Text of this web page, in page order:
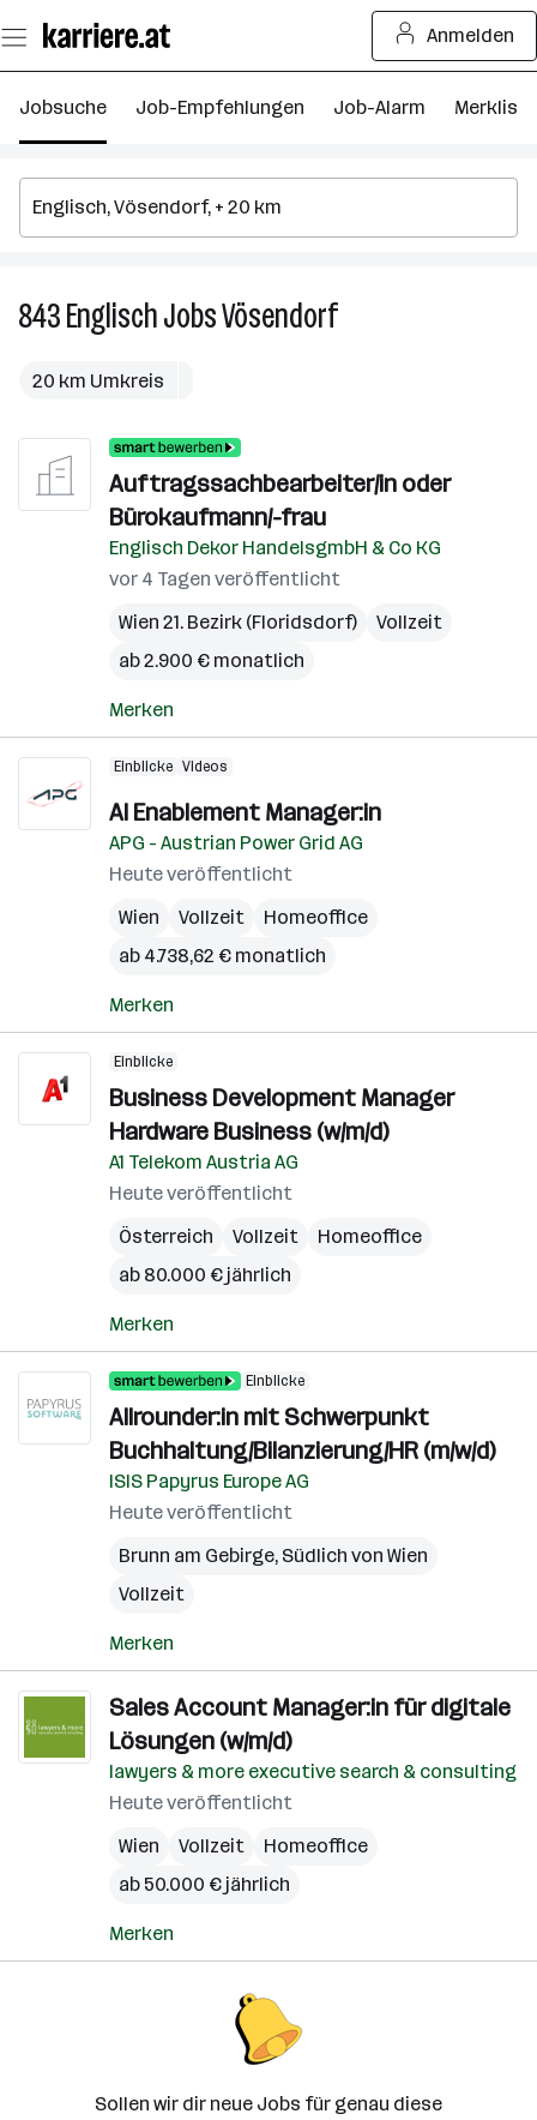
Seiteninhalt
springen
Anmelden
Jobsuche Job-Empfehlungen Job-Alarm Merkliste
843EnglischJobsVösendorf843
20 km Umkreis
Auftragssachbearbeiter/in oder
Bürokaufmann/-frau
Englisch Dekor HandelsgmbH & Co KG
vor 4 Tagen veröffentlicht
Wien 21. Bezirk (Floridsdorf)
Vollzeit
ab 2.900 € monatlich
Merken
Einblicke Videos
AI Enablement Manager:in
APG - Austrian Power Grid AG
Heute veröffentlicht
Wien
Vollzeit
Homeoffice
ab 4.738,62 € monatlich
Merken
Einblicke
Business Development Manager
Hardware Business (w/m/d)
A1 Telekom Austria AG
Heute veröffentlicht
Österreich
Vollzeit
Homeoffice
ab 80.000 € jährlich
Merken
Einblicke
Allrounder:in mit Schwerpunkt
Buchhaltung/Bilanzierung/HR (m/w/d)
ISIS Papyrus Europe AG
Heute veröffentlicht
Brunn am Gebirge, Südlich von Wien
Vollzeit
Merken
Sales Account Manager:in für digitale
Lösungen (w/m/d)
lawyers & more executive search & consulting
Heute veröffentlicht
Wien
Vollzeit
Homeoffice
ab 50.000 € jährlich
Merken
Sollen wir dir neue Jobs für genau diese